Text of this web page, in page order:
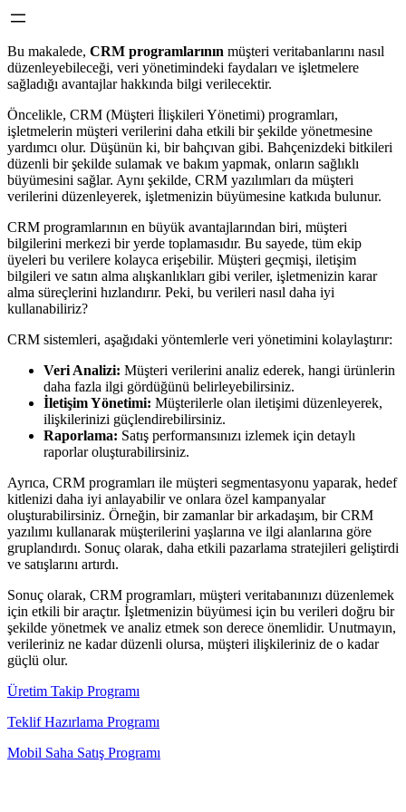
Bu makalede, CRM programlarının müşteri veritabanlarını nasıl
düzenleyebileceği, veri yönetimindeki faydaları ve işletmelere
sağladığı avantajlar hakkında bilgi verilecektir.
Öncelikle, CRM (Müşteri İlişkileri Yönetimi) programları,
işletmelerin müşteri verilerini daha etkili bir şekilde yönetmesine
yardımcı olur. Düşünün ki, bir bahçıvan gibi. Bahçenizdeki bitkileri
düzenli bir şekilde sulamak ve bakım yapmak, onların sağlıklı
büyümesini sağlar. Aynı şekilde, CRM yazılımları da müşteri
verilerini düzenleyerek, işletmenizin büyümesine katkıda bulunur.
CRM programlarının en büyük avantajlarından biri, müşteri
bilgilerini merkezi bir yerde toplamasıdır. Bu sayede, tüm ekip
üyeleri bu verilere kolayca erişebilir. Müşteri geçmişi, iletişim
bilgileri ve satın alma alışkanlıkları gibi veriler, işletmenizin karar
alma süreçlerini hızlandırır. Peki, bu verileri nasıl daha iyi
kullanabiliriz?
CRM sistemleri, aşağıdaki yöntemlerle veri yönetimini kolaylaştırır:
Veri Analizi: Müşteri verilerini analiz ederek, hangi ürünlerin
daha fazla ilgi gördüğünü belirleyebilirsiniz.
İletişim Yönetimi: Müşterilerle olan iletişimi düzenleyerek,
ilişkilerinizi güçlendirebilirsiniz.
Raporlama: Satış performansınızı izlemek için detaylı
raporlar oluşturabilirsiniz.
Ayrıca, CRM programları ile müşteri segmentasyonu yaparak, hedef
kitlenizi daha iyi anlayabilir ve onlara özel kampanyalar
oluşturabilirsiniz. Örneğin, bir zamanlar bir arkadaşım, bir CRM
yazılımı kullanarak müşterilerini yaşlarına ve ilgi alanlarına göre
gruplandırdı. Sonuç olarak, daha etkili pazarlama stratejileri geliştirdi
ve satışlarını artırdı.
Sonuç olarak, CRM programları, müşteri veritabanınızı düzenlemek
için etkili bir araçtır. İşletmenizin büyümesi için bu verileri doğru bir
şekilde yönetmek ve analiz etmek son derece önemlidir. Unutmayın,
verileriniz ne kadar düzenli olursa, müşteri ilişkileriniz de o kadar
güçlü olur.
Üretim Takip Programı
Teklif Hazırlama Programı
Mobil Saha Satış Programı